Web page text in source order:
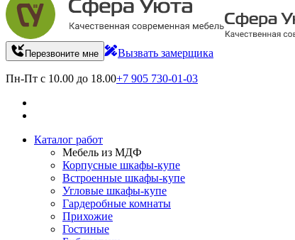
Перезвоните мне Вызвать замерщика
Пн-Пт с 10.00 до 18.00+7 905 730-01-03
Каталог работ
Мебель из МДФ
Корпусные шкафы-купе
Встроенные шкафы-купе
Угловые шкафы-купе
Гардеробные комнаты
Прихожие
Гостиные